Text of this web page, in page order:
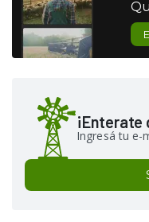
¡Enterate
Ingresá tu e-